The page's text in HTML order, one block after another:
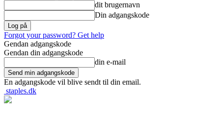
dit brugernavn
Din adgangskode
Forgot your password? Get help
Gendan adgangskode
Gendan din adgangskode
din e-mail
En adgangskode vil blive sendt til din email.
staples.dk